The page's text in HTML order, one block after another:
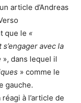
article d’Andreas
que le «
avec la
», dans lequel il
» comme le
gauche.
à l’article de